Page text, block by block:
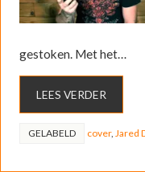
gestoken. Met het…
LEES VERDER
GELABELD cover, Jared